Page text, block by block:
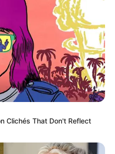
Clichés That Don't Reflect